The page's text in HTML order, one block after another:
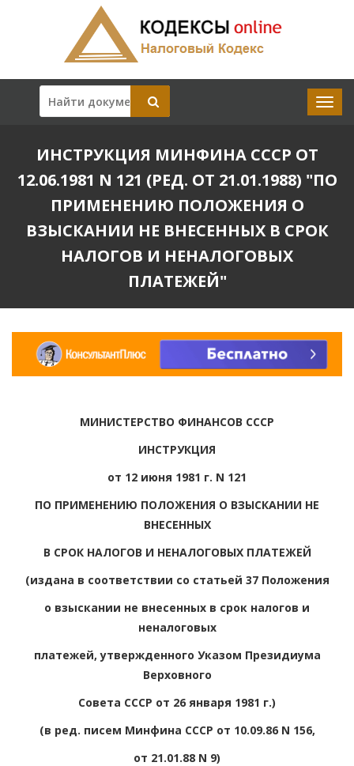
ИНСТРУКЦИЯ МИНФИНА СССР ОТ
12.06.1981 N 121 (РЕД. ОТ 21.01.1988) "ПО
ПРИМЕНЕНИЮ ПОЛОЖЕНИЯ О
ВЗЫСКАНИИ НЕ ВНЕСЕННЫХ В СРОК
НАЛОГОВ И НЕНАЛОГОВЫХ
ПЛАТЕЖЕЙ"
МИНИСТЕРСТВО ФИНАНСОВ СССР
ИНСТРУКЦИЯ
от 12 июня 1981 г. N 121
ПО ПРИМЕНЕНИЮ ПОЛОЖЕНИЯ О ВЗЫСКАНИИ НЕ
ВНЕСЕННЫХ
В СРОК НАЛОГОВ И НЕНАЛОГОВЫХ ПЛАТЕЖЕЙ
(издана в соответствии со статьей 37 Положения
о взыскании не внесенных в срок налогов и
неналоговых
платежей, утвержденного Указом Президиума
Верховного
Совета СССР от 26 января 1981 г.)
(в ред. писем Минфина СССР от 10.09.86 N 156,
от 21.01.88 N 9)